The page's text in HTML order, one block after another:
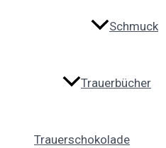
Schmuck
Trauerbücher
Trauerschokolade